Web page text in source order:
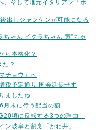
そして地元イタリアン「ボ
出しジャンケンが可能になる
ゃん イクラちゃん 寅”ちゃ
ら本格化？
？
チョウ」へ
税予定通り 国会延長せず
ましたね…
月末に行う配当の額
頃に反転する3つの理由」
岐阜と割烹「かわ井」